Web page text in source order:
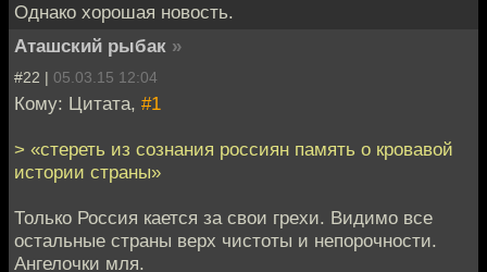
Однако хорошая новость.
Аташский рыбак »
#22 | 05.03.15 12:04
Кому: Цитата, #1
> «стереть из сознания россиян память о кровавой
истории страны»
Только Россия кается за свои грехи. Видимо все
остальные страны верх чистоты и непорочности.
Ангелочки мля.